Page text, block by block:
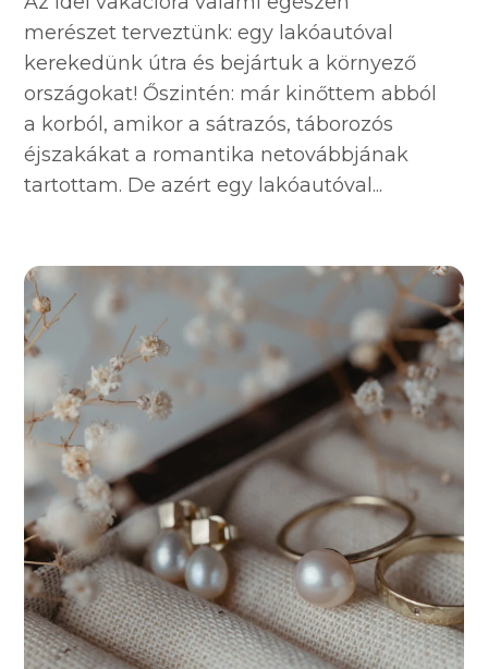
merészet terveztünk: egy lakóautóval
kerekedünk útra és bejártuk a környező
országokat! Őszintén: már kinőttem abból
a korból, amikor a sátrazós, táborozós
éjszakákat a romantika netovábbjának
tartottam. De azért egy lakóautóval...